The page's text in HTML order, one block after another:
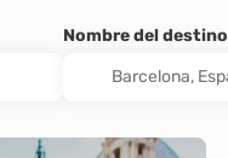
Nombre del destino